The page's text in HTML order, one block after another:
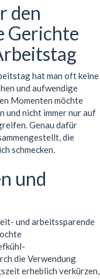
den
Gerichte
hat man oft keine
und aufwendige
Momenten möchte
und nicht immer nur auf
Genau dafür
die
schmecken.
und
und arbeitssparende
die Verwendung
erheblich verkürzen,